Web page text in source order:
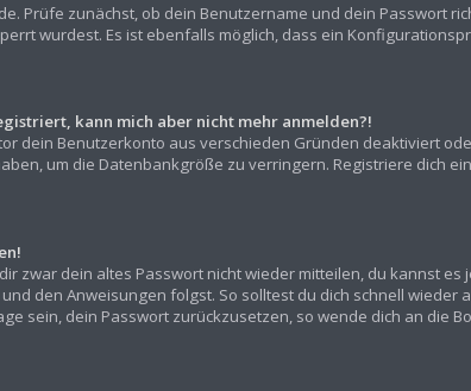
Prüfe zunächst, ob dein Benutzername und dein Passwort
wurdest. Es ist ebenfalls möglich, dass ein
kann mich aber nicht mehr anmelden?!
dein Benutzerkonto aus verschieden Gründen deaktiviert
um die Datenbankgröße zu verringern. Registriere dich
zwar dein altes Passwort nicht wieder mitteilen, du kannst
den Anweisungen folgst. So solltest du dich schnell wieder
sein, dein Passwort zurückzusetzen, so wende dich an die